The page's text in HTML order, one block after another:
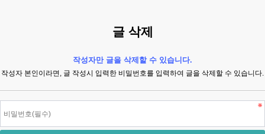
글 삭제
작성자만 글을 삭제할 수 있습니다.
작성자 본인이라면, 글 작성시 입력한 비밀번호를 입력하여 글을 삭제할 수 있습니다.